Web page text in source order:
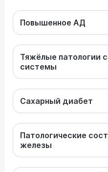
Повышенное АД
Тяжёлые патологии
системы
Сахарный диабет
Патологические
железы